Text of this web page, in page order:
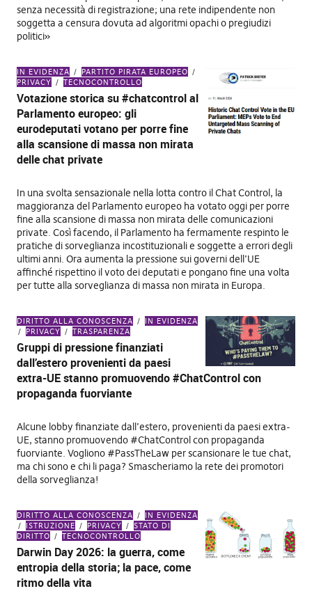
senza necessità di registrazione; una rete indipendente non
soggetta a censura dovuta ad algoritmi opachi o pregiudizi
politici»
IN EVIDENZA
PARTITO PIRATA EUROPEO
PRIVACY
TECNOCONTROLLO
Votazione storica su #chatcontrol al
Parlamento europeo: gli
eurodeputati votano per porre fine
alla scansione di massa non mirata
delle chat private
In una svolta sensazionale nella lotta contro il Chat Control, la
maggioranza del Parlamento europeo ha votato oggi per porre
fine alla scansione di massa non mirata delle comunicazioni
private. Così facendo, il Parlamento ha fermamente respinto le
pratiche di sorveglianza incostituzionali e soggette a errori degli
ultimi anni. Ora aumenta la pressione sui governi dell’UE
affinché rispettino il voto dei deputati e pongano fine una volta
per tutte alla sorveglianza di massa non mirata in Europa.
DIRITTO ALLA CONOSCENZA
IN EVIDENZA
PRIVACY
TRASPARENZA
Gruppi di pressione finanziati
dall’estero provenienti da paesi
extra-UE stanno promuovendo #ChatControl con
propaganda fuorviante
Alcune lobby finanziate dall’estero, provenienti da paesi extra-
UE, stanno promuovendo #ChatControl con propaganda
fuorviante. Vogliono #PassTheLaw per scansionare le tue chat,
ma chi sono e chi li paga? Smascheriamo la rete dei promotori
della sorveglianza!
DIRITTO ALLA CONOSCENZA
IN EVIDENZA
ISTRUZIONE
PRIVACY
STATO DI
DIRITTO
TECNOCONTROLLO
Darwin Day 2026: la guerra, come
entropia della storia; la pace, come
ritmo della vita